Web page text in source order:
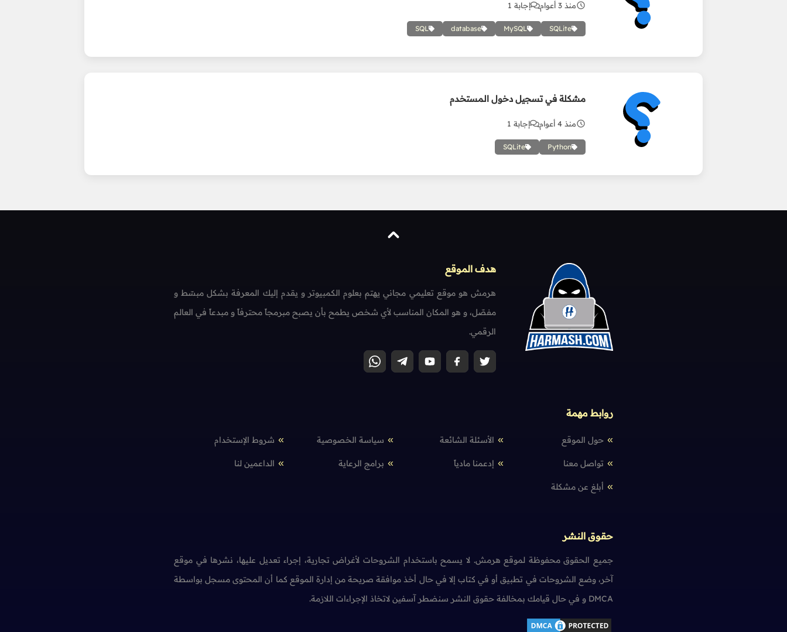
منذ 3 أعوام إجابة 1
SQLite
MySQL
database
SQL
مشكلة في تسجيل دخول المستخدم
منذ 4 أعوام إجابة 1
Python
SQLite
هدف الموقع
هرمش هو موقع تعليمي مجاني يهتم بعلوم الكمبيوتر و يقدم إليك المعرفة بشكل مبسّط و
مفصّل، و هو المكان المناسب لأي شخص يطمح بأن يصبح مبرمجاً محترفاً و مبدعاً في العالم
الرقمي.
روابط مهمة
حول الموقع الأسئلة الشائعة سياسة الخصوصية شروط الإستخدام
تواصل معنا إدعمنا مادياً برامج الرعاية الداعمين لنا
أبلغ عن مشكلة
حقوق النشر
جميع الحقوق محفوظة لموقع هرمش. لا يسمح باستخدام الشروحات لأغراض تجارية، إجراء تعديل عليها، نشرها في موقع
آخر، وضع الشروحات في تطبيق أو في كتاب إلا في حال أخذ موافقة صريحة من إدارة الموقع كما أن المحتوى مسجل بواسطة
DMCA و في حال قيامك بمخالفة حقوق النشر سنضطر آسفين لاتخاذ الإجراءات اللازمة.